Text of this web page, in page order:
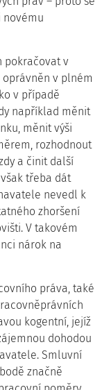
novému
pokračovat v
v plném
v případě
například měnit
měnit výši
rozhodnout
a činit další
třeba dát
nevedl k
zhoršení
V takovém
nárok na
práva, také
kogentní, jejíž
dohodou
Smluvní
značně